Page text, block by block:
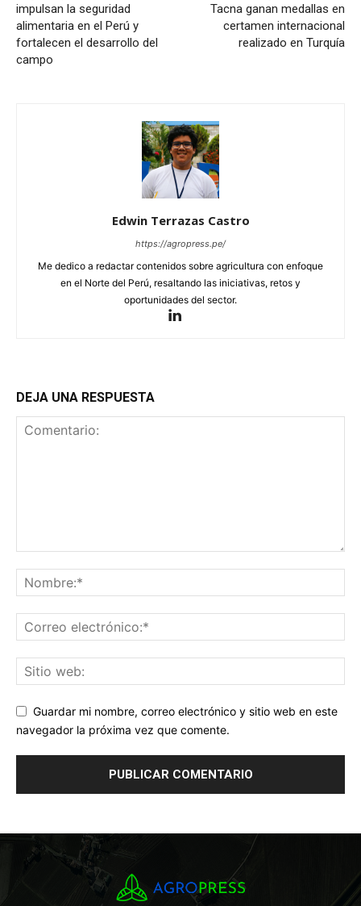
impulsan la seguridad
alimentaria en el Perú y
fortalecen el desarrollo del
campo
Tacna ganan medallas en
certamen internacional
realizado en Turquía
Edwin Terrazas Castro
https://agropress.pe/
Me dedico a redactar contenidos sobre agricultura con enfoque
en el Norte del Perú, resaltando las iniciativas, retos y
oportunidades del sector.
DEJA UNA RESPUESTA
Guardar mi nombre, correo electrónico y sitio web en este
navegador la próxima vez que comente.